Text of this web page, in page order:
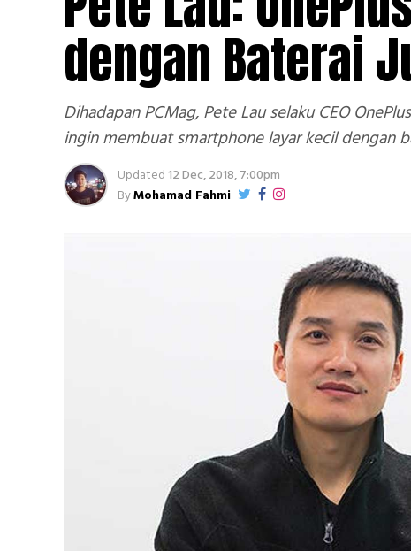
dengan Baterai
Dihadapan PCMag, Pete Lau selaku CEO
ingin membuat smartphone layar kecil dengan
Updated 12 Dec, 2018, 7:00pm
ByMohamad Fahmi